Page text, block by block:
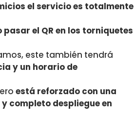
el servicio es totalmente
el QR en los torniquetes
este también tendrá
y un horario de
está reforzado con una
completo despliegue en